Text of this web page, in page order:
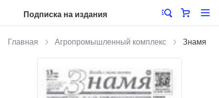
Подписка на издания
Главная Агропромышленный комплекс Знамя